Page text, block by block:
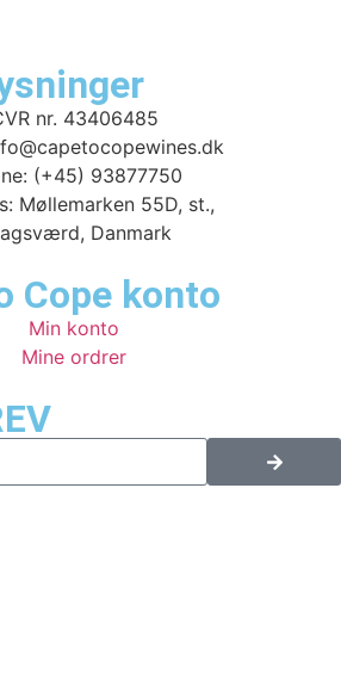
nr. 43406485
(+45) 93877750
Møllemarken 55D, st.,
Danmark
Cope konto
Min konto
Mine ordrer